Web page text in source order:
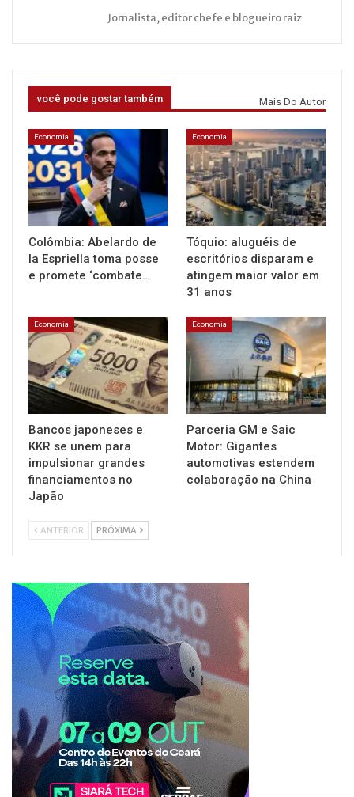
Jornalista, editor chefe e blogueiro raiz
você pode gostar também Mais Do Autor
Economia
Colômbia: Abelardo de
la Espriella toma posse
e promete ‘combate…
Economia
Tóquio: aluguéis de
escritórios disparam e
atingem maior valor em
31 anos
Economia
Bancos japoneses e
KKR se unem para
impulsionar grandes
financiamentos no
Japão
Economia
Parceria GM e Saic
Motor: Gigantes
automotivas estendem
colaboração na China
ANTERIOR PRÓXIMA